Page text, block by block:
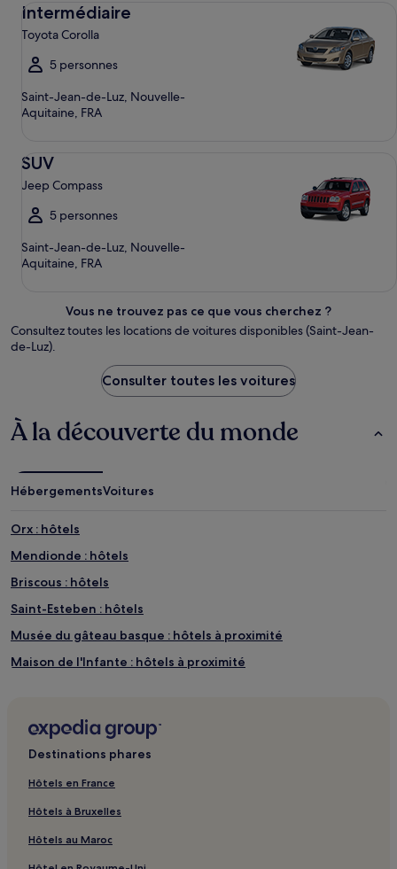
Intermédiaire
Toyota Corolla
5 personnes
Saint-Jean-de-Luz, Nouvelle-
Aquitaine, FRA
SUV
Jeep Compass
5 personnes
Saint-Jean-de-Luz, Nouvelle-
Aquitaine, FRA
Vous ne trouvez pas ce que vous cherchez ?
Consultez toutes les locations de voitures disponibles (Saint-Jean-
de-Luz).
Consulter toutes les voitures
À la découverte du monde
HébergementsVoitures
Orx : hôtels
Mendionde : hôtels
Briscous : hôtels
Saint-Esteben : hôtels
Musée du gâteau basque : hôtels à proximité
Maison de l'Infante : hôtels à proximité
Lac de Mouriscot : Hôtels pas chers à proximité
Lac Marion : Hôtels LGBTQIA+ friendly à proximité
Lac Marion : Hôtels de plage à proximité
Destinations phares
Hôtels en France
Hôtels à Bruxelles
Hôtels au Maroc